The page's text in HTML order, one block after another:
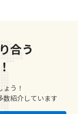
合う
う！
数紹介しています